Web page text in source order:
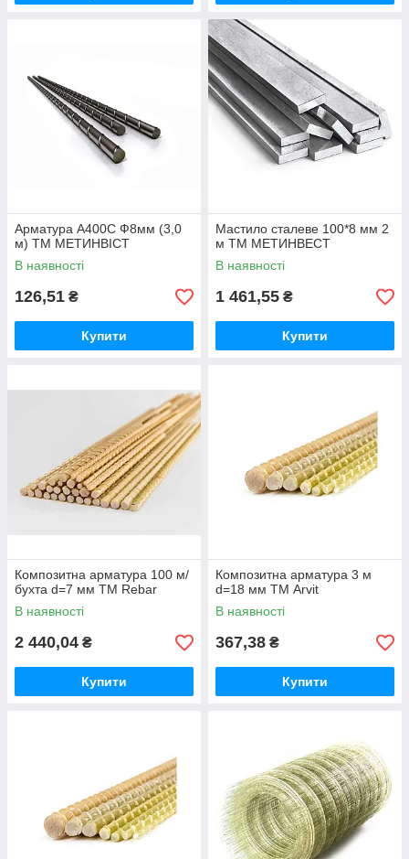
Арматура А400С Ф8мм (3,0
м) ТМ МЕТИНВІСТ
В наявності
126,51 ₴
Купити
Мастило сталеве 100*8 мм 2
м ТМ МЕТИНВЕСТ
В наявності
1 461,55 ₴
Купити
Композитна арматура 100 м/
бухта d=7 мм ТМ Rebar
В наявності
2 440,04 ₴
Купити
Композитна арматура 3 м
d=18 мм ТМ Arvit
В наявності
367,38 ₴
Купити